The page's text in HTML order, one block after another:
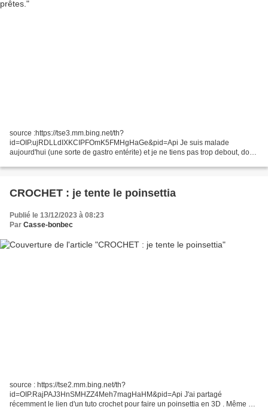
source :https://tse3.mm.bing.net/th?
id=OIP.ujRDLLdIXKCIPFOmK5FMHgHaGe&pid=Api Je suis malade
aujourd'hui (une sorte de gastro entérite) et je ne tiens pas trop debout, donc
Calypso...
CROCHET : je tente le poinsettia
Publié le 13/12/2023 à 08:23
Par Casse-bonbec
source : https://tse2.mm.bing.net/th?
id=OIP.RajPAJ3HnSMHZZ4Meh7magHaHM&pid=Api J'ai partagé
récemment le lien d'un tuto crochet pour faire un poinsettia en 3D . Même s'il